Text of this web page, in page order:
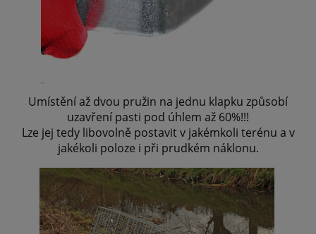
Umístění až dvou pružin na jednu klapku způsobí
uzavření pasti pod úhlem až 60%!!!
Lze jej tedy libovolně postavit v jakémkoli terénu a v
jakékoli poloze i při prudkém náklonu.